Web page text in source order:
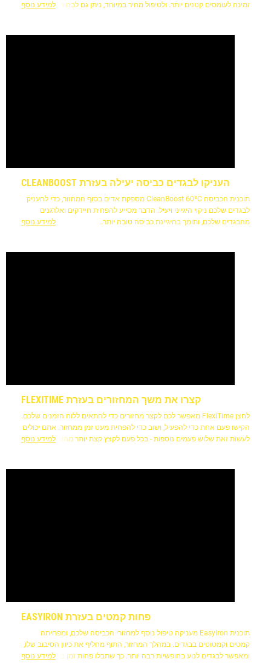
זמינה לעומסים קטנים יותר. ולטיפול מהיר במיוחד, ניתן גם לבחור מחזורלמידע נוסף
העניקו לבגדים כביסה יעילה בעזרת CLEANBOOST
תוכנית הכביסה CleanBoost 60ºC מספקת אדים בסוף המחזור, כדי להעניק
לבגדים שלכם ניקוי היגייני ויעיל. הדבר מסייע להפחית חיידקים ואלרגנים
מהבגדים שלכם, ותומך בהיגיינת כביסה טובה יותר..
למידע נוסף
קצרו את משך המחזורים בעזרת FLEXITIME
לחצן FlexiTime מאפשר לכם לקצר מחזורים כדי להתאים ללוח הזמנים שלכם.
הקישו פעם אחת כדי להפעיל, ושוב כדי להפחית מעט זמן ממחזור. אתם יכולים
לעשות זאת שלוש פעמים נוספות - בכל פעם לקצץ קצת יותר מהזמן הכולל של
למידע נוסף
פחות קמטים בעזרת EASYIRON
תוכנית EasyIron מעניקה טיפול נוסף למחזורי הכביסה שלכם, ומפחיתה
קמטים וקמטוטים בבגדים. במהלך המחזור, התוף מחליף את כיוון הסיבוב שלו,
ומאפשר לבגדים לנוע בחופשיות רבה יותר. כך שתבלו פחות זמן בעמידה ליד
למידע נוסף